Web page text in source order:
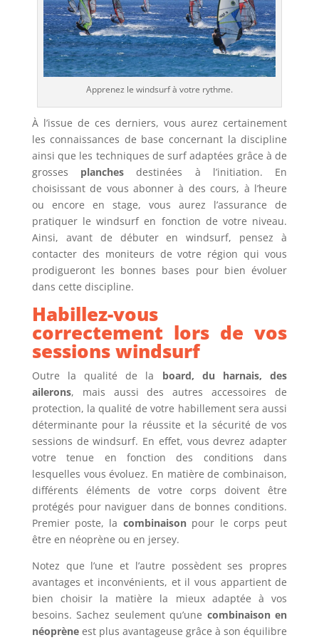
Apprenez le windsurf à votre rythme.
À l’issue de ces derniers, vous aurez certainement
les connaissances de base concernant la discipline
ainsi que les techniques de surf adaptées grâce à de
grosses planchesdestinées à l’initiation. En
choisissant de vous abonner à des cours, à l’heure
ou encore en stage, vous aurez l’assurance de
pratiquer le windsurf en fonction de votre niveau.
Ainsi, avant de débuter en windsurf, pensez à
contacter des moniteurs de votre région qui vous
prodigueront les bonnes bases pour bien évoluer
dans cette discipline.
Habillez-vous
correctement lors de vos
sessions windsurf
Outre la qualité de la board, du harnais, des
ailerons, mais aussi des autres accessoires de
protection, la qualité de votre habillement sera aussi
déterminante pour la réussite et la sécurité de vos
sessions de windsurf. En effet, vous devrez adapter
votre tenue en fonction des conditions dans
lesquelles vous évoluez. En matière de combinaison,
différents éléments de votre corps doivent être
protégés pour naviguer dans de bonnes conditions.
Premier poste, la combinaisonpour le corps peut
être en néoprène ou en jersey.
Notez que l’une et l’autre possèdent ses propres
avantages et inconvénients, et il vous appartient de
bien choisir la matière la mieux adaptée à vos
besoins. Sachez seulement qu’une combinaison en
néoprèneest plus avantageuse grâce à son équilibre